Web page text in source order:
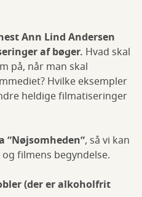
Ann Lind Andersen
af bøger. Hvad skal
på, når man skal
Hvilke eksempler
heldige filmatiseringer
”Nøjsomheden”, så vi kan
filmens begyndelse.
(der er alkoholfrit